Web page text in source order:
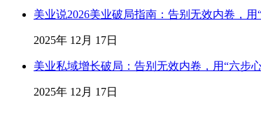
美业说2026美业破局指南：告别无效内卷，
2025年 12月 17日
美业私域增长破局：告别无效内卷，用“六步
2025年 12月 17日